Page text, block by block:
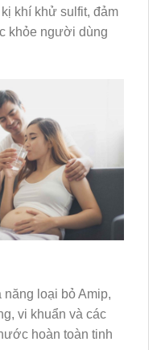
khí khử sulfit, đảm
khỏe người dùng
năng loại bỏ Amip,
vi khuẩn và các
hoàn toàn tinh